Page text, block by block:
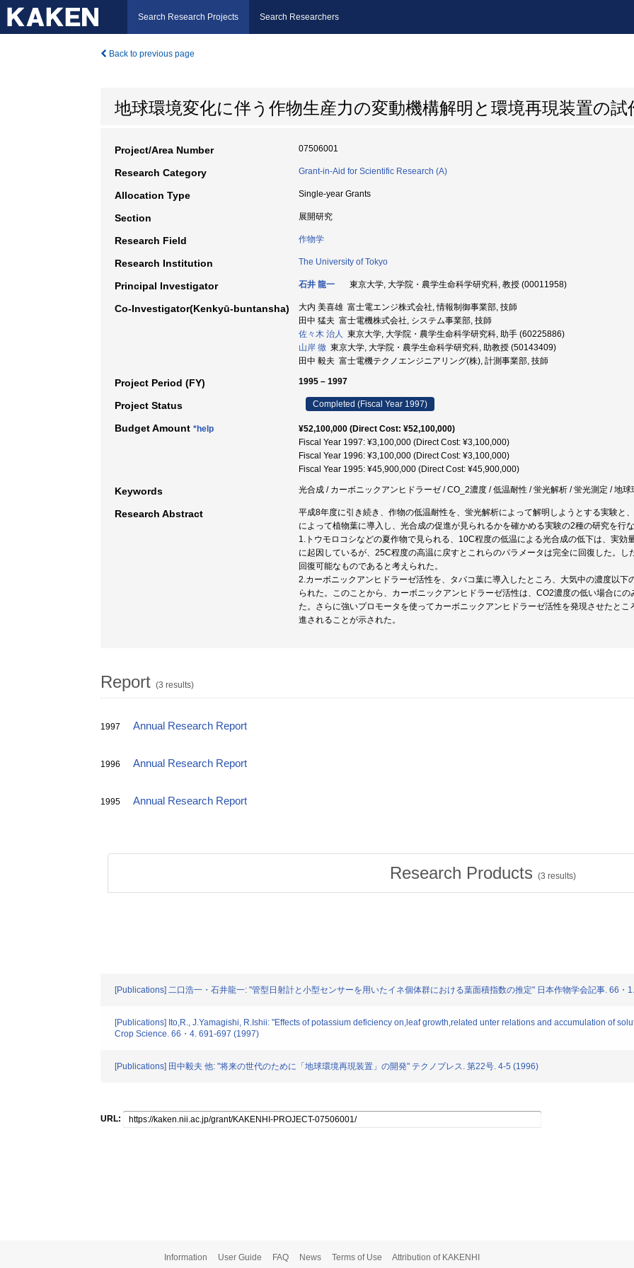
Search Research Projects Search Researchers
Back to previous page
地球環境変化に伴う作物生産力の変動機構解明と環境再現装置の試
Project/Area Number 07506001
Research Category Grant-in-Aid for Scientific Research (A)
Allocation Type Single-year Grants
Section 展開研究
Research Field 作物学
Research Institution The University of Tokyo
Principal Investigator 石井 龍一 東京大学, 大学院・農学生命科学研究科, 教授 (00011958)
Co-Investigator(Kenkyū-buntansha)
大内 美喜雄 富士電エンジ株式会社, 情報制御事業部, 技師
田中 猛夫 富士電機株式会社, システム事業部, 技師
佐々木 治人 東京大学, 大学院・農学生命科学研究科, 助手 (60225886)
山岸 徹 東京大学, 大学院・農学生命科学研究科, 助教授 (50143409)
田中 毅夫 富士電機テクノエンジニアリング(株), 計測事業部, 技師
Project Period (FY) 1995 – 1997
Project Status Completed (Fiscal Year 1997)
Budget Amount *help
¥52,100,000 (Direct Cost: ¥52,100,000)
Fiscal Year 1997: ¥3,100,000 (Direct Cost: ¥3,100,000)
Fiscal Year 1996: ¥3,100,000 (Direct Cost: ¥3,100,000)
Fiscal Year 1995: ¥45,900,000 (Direct Cost: ¥45,900,000)
Keywords 光合成 / カーボニックアンヒドラーゼ / CO_2濃度 / 低温耐性 / 蛍光解析 / 蛍光測定 / 地球
Research Abstract
平成8年度に引き続き、作物の低温耐性を、蛍光解析によって解明しようとする実験と
によって植物葉に導入し、光合成の促進が見られるかを確かめる実験の2種の研究を行
1.トウモロコシなどの夏作物で見られる、10C程度の低温による光合成の低下は、実効
に起因しているが、25C程度の高温に戻すとこれらのパラメータは完全に回復した。し
回復可能なものであると考えられた。
2.カーボニックアンヒドラーゼ活性を、タバコ葉に導入したところ、大気中の濃度以
られた。このことから、カーボニックアンヒドラーゼ活性は、CO2濃度の低い場合に
た。さらに強いプロモータを使ってカーボニックアンヒドラーゼ活性を発現させたと
進されることが示された。
Report (3 results)
1997 Annual Research Report
1996 Annual Research Report
1995 Annual Research Report
Research Products (3 results)
[Publications] 二口浩一・石井龍一: "管型日射計と小型センサーを用いたイネ個体群における葉面積指数の推定" 日本作物学会記事. 66・
[Publications] Ito,R., J.Yamagishi, R.Ishii: "Effects of potassium deficiency on,leaf growth,related unter relations and accumulation of
Crop Science. 66・4. 691-697 (1997)
[Publications] 田中毅夫 他: "将来の世代のために「地球環境再現装置」の開発" テクノプレス. 第22号. 4-5 (1996)
URL:
Information User Guide FAQ News Terms of Use Attribution of KAKENHI